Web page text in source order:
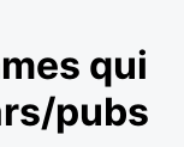
qui
pubs